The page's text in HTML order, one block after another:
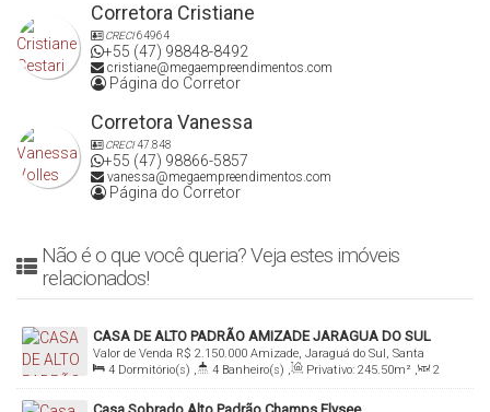
Corretora Cristiane
CRECI64964
+55 (47) 98848-8492
cristiane@megaempreendimentos.com
Página do Corretor
Corretora Vanessa
CRECI47.848
+55 (47) 98866-5857
vanessa@megaempreendimentos.com
Página do Corretor
Não é o que você queria? Veja estes imóveis
relacionados!
CASA DE ALTO PADRÃO AMIZADE JARAGUA DO SUL
R$ 2.150.000
Valor de Venda
Amizade, Jaraguá do Sul, Santa
Catarina, Brasil
4 Dormitório(s) , 4 Banheiro(s) , Privativo: 245.50m² ,
2
Sala(s) , 2 Suíte(s) , 2 Vaga(s) , Terreno: 348.70m²